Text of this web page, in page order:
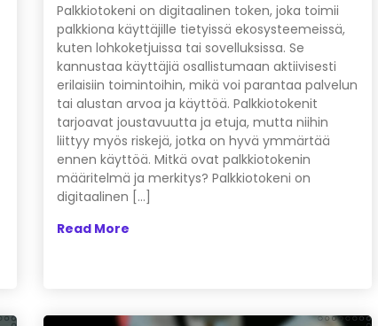
Palkkiotokeni on digitaalinen token, joka toimii
palkkiona käyttäjille tietyissä ekosysteemeissä,
kuten lohkoketjuissa tai sovelluksissa. Se
kannustaa käyttäjiä osallistumaan aktiivisesti
erilaisiin toimintoihin, mikä voi parantaa palvelun
tai alustan arvoa ja käyttöä. Palkkiotokenit
tarjoavat joustavuutta ja etuja, mutta niihin
liittyy myös riskejä, jotka on hyvä ymmärtää
ennen käyttöä. Mitkä ovat palkkiotokenin
määritelmä ja merkitys? Palkkiotokeni on
digitaalinen […]
Read More